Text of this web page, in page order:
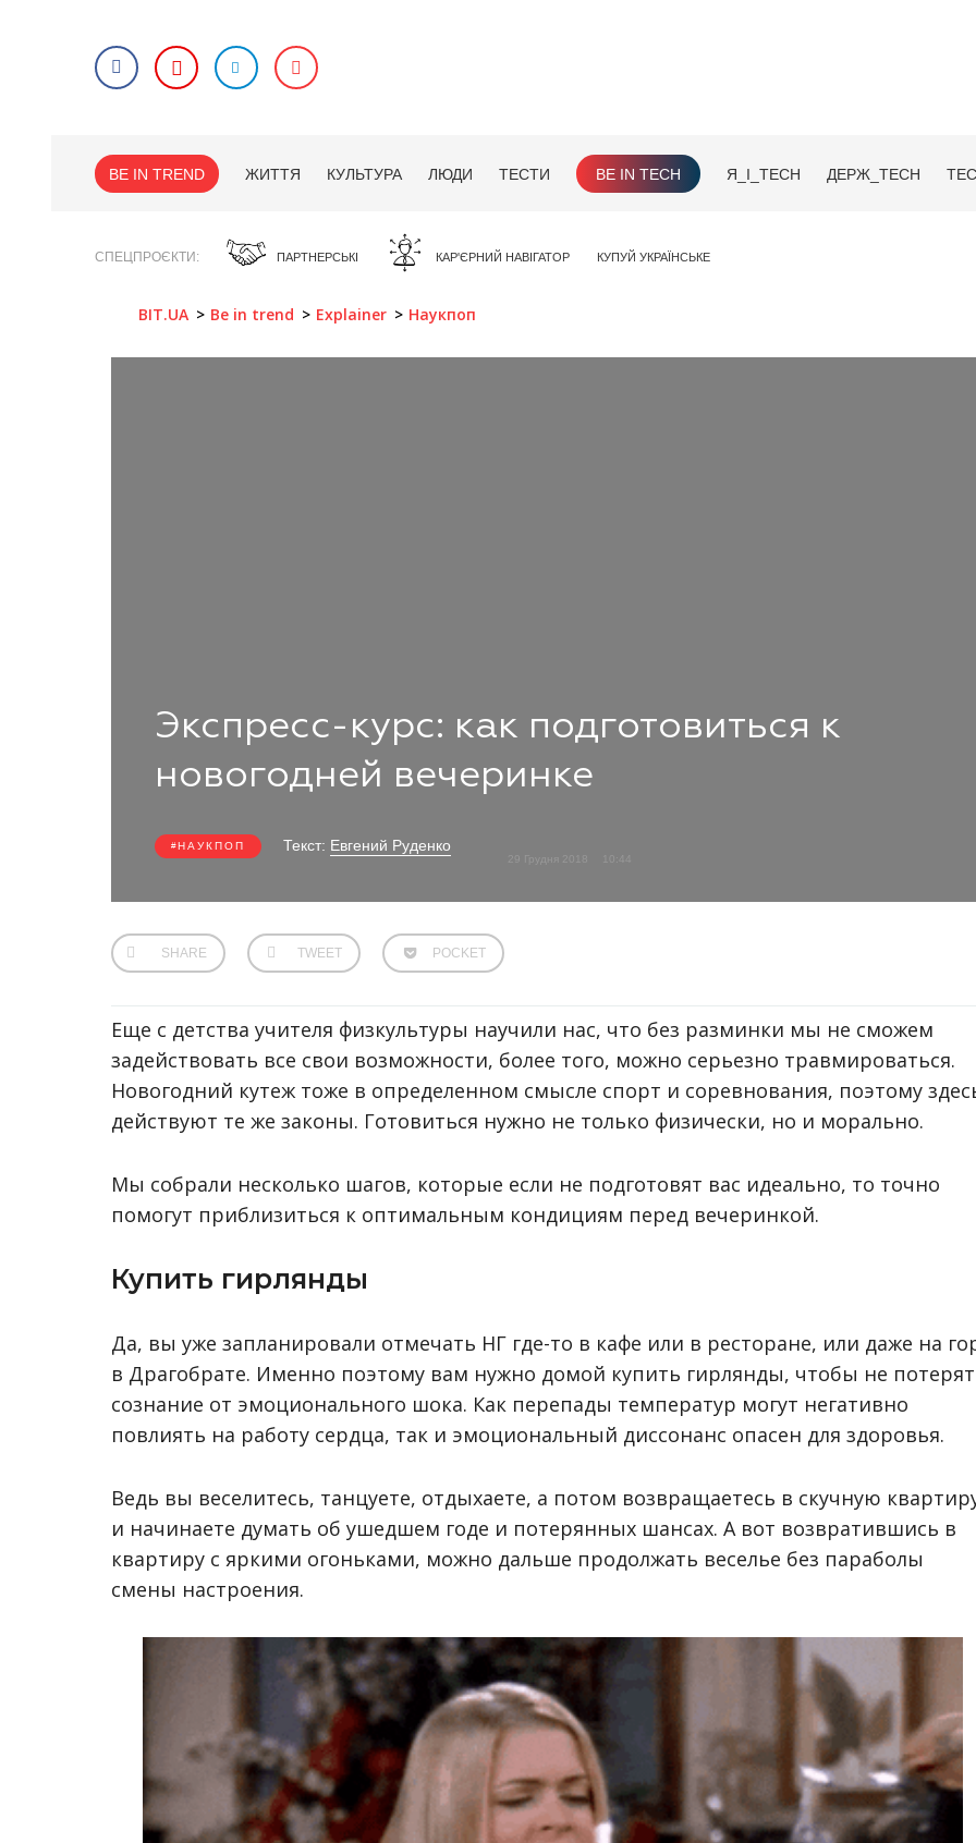
BE IN TREND ЖИТТЯ КУЛЬТУРА ЛЮДИ ТЕСТИ BE IN TECH Я_І_TECH ДЕРЖ_TECH
СПЕЦПРОЄКТИ ПАРТНЕРСЬКІ КАР'ЄРНИЙ НАВІГАТОР КУПУЙ УКРАЇНСЬКЕ
BIT.UA Be in trend Explainer Наукпоп
Экспресс-курс: как подготовиться к
новогодней вечеринке
НАУКПОП Текст: Евгений Руденко
29 Грудня 2018
SHARE TWEET POCKET
Еще с детства учителя физкультуры научили нас, что без разминки мы не сможем
задействовать все свои возможности, более того, можно серьезно травмироваться.
Новогодний кутеж тоже в определенном смысле спорт и соревнования, поэтому
действуют те же законы. Готовиться нужно не только физически, но и морально.
Мы собрали несколько шагов, которые если не подготовят вас идеально, то точно
помогут приблизиться к оптимальным кондициям перед вечеринкой.
Купить гирлянды
Да, вы уже запланировали отмечать НГ где-то в кафе или в ресторане, или даже на
в Драгобрате. Именно поэтому вам нужно домой купить гирлянды, чтобы не
сознание от эмоционального шока. Как перепады температур могут негативно
повлиять на работу сердца, так и эмоциональный диссонанс опасен для здоровья.
Ведь вы веселитесь, танцуете, отдыхаете, а потом возвращаетесь в скучную
и начинаете думать об ушедшем годе и потерянных шансах. А вот возвратившись в
квартиру с яркими огоньками, можно дальше продолжать веселье без параболы
смены настроения.